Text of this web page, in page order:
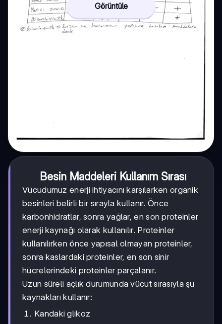
Görüntüle
Besin Maddeleri Kullanım Sırası
Vücudumuz enerji ihtiyacını karşılarken organik
besinleri belirli bir sırayla kullanır. Önce
karbonhidratlar, sonra yağlar, en son proteinler
enerji kaynağı olarak kullanılır. Proteinler
kullanılırken önce yapısal olmayan proteinler,
sonra kaslardaki proteinler, en son sinir
hücrelerindeki proteinler parçalanır.
Uzun süreli açlık durumunda vücut sırasıyla şu
kaynakları kullanır:
Kandaki glikoz